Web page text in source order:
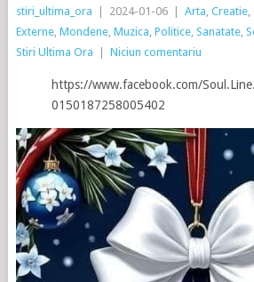
stiri_ultima_ora 2024-01-06 Arta, Creatie,
Externe, Mondene, Muzica, Politice, Sanatate,
Stiri Ultima Ora
Niciun comentariu
https://www.facebook.com/
0150187258005402